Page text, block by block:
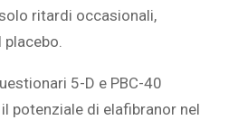
ritardi occasionali,
placebo.
5-D e PBC-40
potenziale di elafibranor nel